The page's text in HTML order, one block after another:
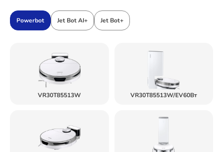
Powerbot Jet Bot AI+ Jet Bot+
VR30T85513W VR30T85513W/EV60Вт